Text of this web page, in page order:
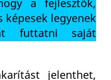
a fejlesztők,
képesek legyenek
futtatni saját
jelenthet,